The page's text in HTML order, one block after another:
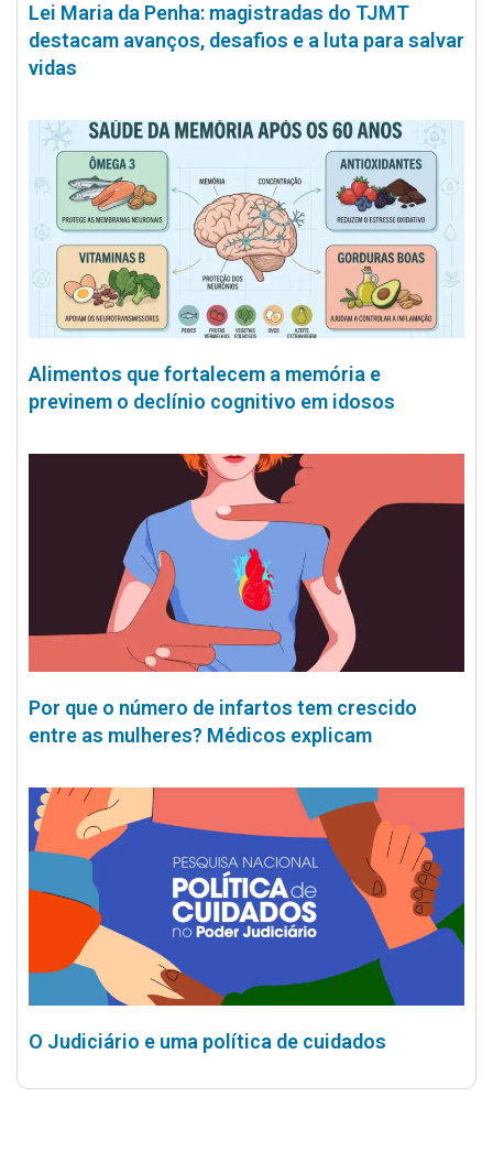
Lei Maria da Penha: magistradas do TJMT
destacam avanços, desafios e a luta para salvar
vidas
Alimentos que fortalecem a memória e
previnem o declínio cognitivo em idosos
Por que o número de infartos tem crescido
entre as mulheres? Médicos explicam
O Judiciário e uma política de cuidados